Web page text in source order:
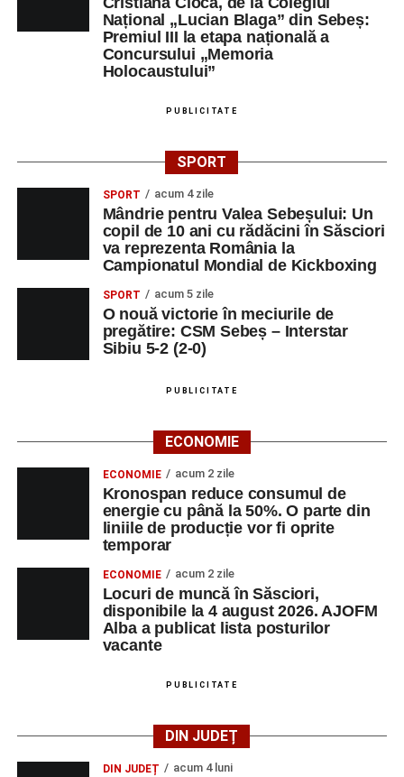
Național „Lucian Blaga” din Sebeș:
Premiul III la etapa națională a
Concursului „Memoria
Holocaustului”
PUBLICITATE
SPORT
SPORT acum 4 zile
Mândrie pentru Valea Sebeșului: Un
copil de 10 ani cu rădăcini în Săsciori
va reprezenta România la
Campionatul Mondial de Kickboxing
SPORT acum 5 zile
O nouă victorie în meciurile de
pregătire: CSM Sebeș – Interstar
Sibiu 5-2 (2-0)
PUBLICITATE
ECONOMIE
ECONOMIE acum 2 zile
Kronospan reduce consumul de
energie cu până la 50%. O parte din
liniile de producție vor fi oprite
temporar
ECONOMIE acum 2 zile
Locuri de muncă în Săsciori,
disponibile la 4 august 2026. AJOFM
Alba a publicat lista posturilor
vacante
PUBLICITATE
DIN JUDEȚ
DIN JUDEȚ acum 4 luni